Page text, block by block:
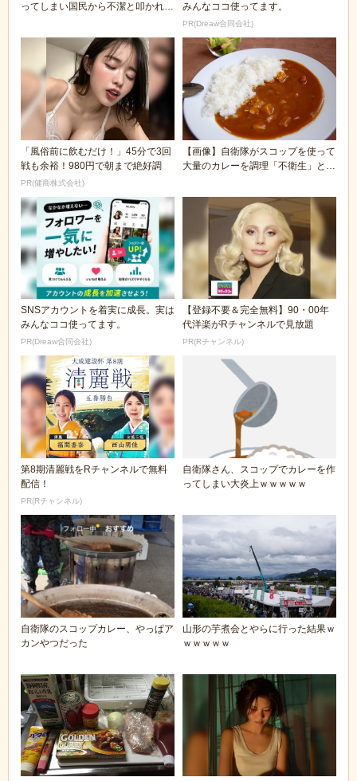
ってしまい国民から不潔と叩かれ大
みんなココ使ってます。
PR(Dreaw合同会社)
「風俗前に飲むだけ！」45分で3回
戦も余裕！980円で朝まで絶好調
PR(健商株式会社)
【画像】自衛隊がスコップを使って
大量のカレーを調理「不衛生」と批
SNSアカウントを着実に成長。実は
みんなココ使ってます。
PR(Dreaw合同会社)
【登録不要＆完全無料】90・00年
代洋楽がRチャンネルで見放題
PR(Rチャンネル)
第8期清麗戦をRチャンネルで無料
配信！
PR(Rチャンネル)
自衛隊さん、スコップでカレーを作
ってしまい大炎上ｗｗｗｗｗ
自衛隊のスコップカレー、やっぱア
カンやつだった
山形の芋煮会とやらに行った結果ｗ
ｗｗｗｗｗ